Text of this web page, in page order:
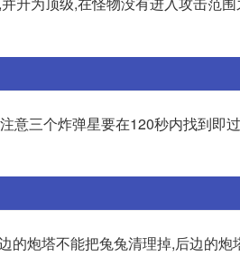
意三个炸弹星要在120秒内找到即
炮塔不能把兔兔清理掉,后边的